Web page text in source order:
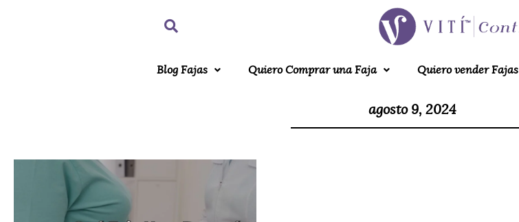
Blog Fajas Quiero Comprar una Faja Quiero vender Fajas
agosto 9, 2024